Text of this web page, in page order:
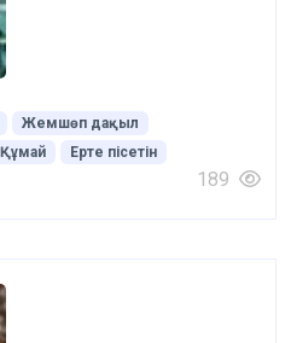
Жемшөп дақыл
Құмай Ерте пісетін
189